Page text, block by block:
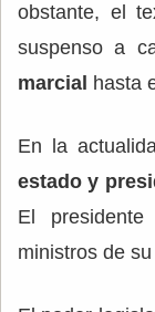
obstante, el
suspenso a
marcial hasta
En la
estado y
El
ministros de